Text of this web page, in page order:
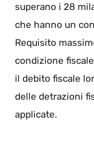
superano i 28
che hanno un
Requisito
condizione
il debito fiscale
delle detrazioni
applicate.